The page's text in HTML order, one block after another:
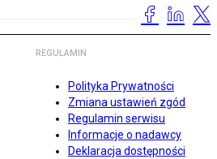
REGULAMIN
Polityka Prywatności
Zmiana ustawień zgód
Regulamin serwisu
Informacje o nadawcy
Deklaracja dostępności